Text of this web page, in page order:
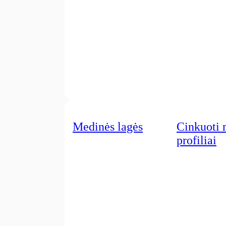
Medinės lagės
Cinkuoti
profiliai